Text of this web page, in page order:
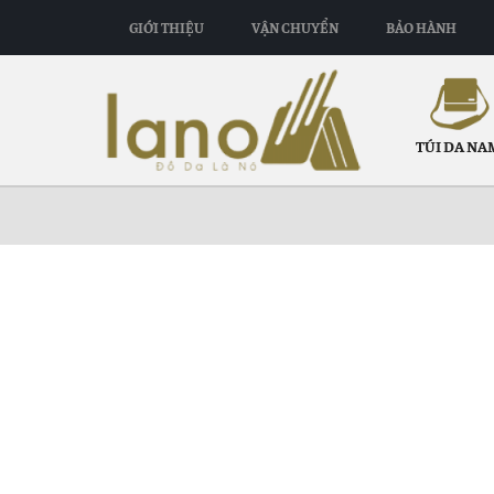
GIỚI THIỆU VẬN CHUYỂN BẢO HÀNH
TÚI DA